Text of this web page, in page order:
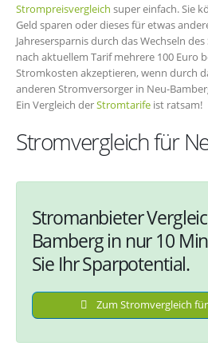
Strompreisvergleich super einfach. Sie
Geld sparen oder dieses für etwas
Jahresersparnis durch das Wechseln
nach aktuellem Tarif mehrere 100 Euro
Stromkosten akzeptieren, wenn durch
anderen Stromversorger in Neu-
Ein Vergleich derStromtarife ist ratsam!
Stromvergleich für
Stromanbieter
Bamberg in nur 10
Sie Ihr Sparpotential.
Zum Stromvergleich